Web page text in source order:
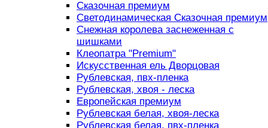
Сказочная премиум
Светодинамическая Сказочная премиум
Снежная королева заснеженная с
шишками
Клеопатра "Premium"
Искусственная ель Дворцовая
Рублевская, пвх-пленка
Рублевская, хвоя - леска
Европейская премиум
Рублевская белая, хвоя-леска
Рублевская белая, пвх-пленка